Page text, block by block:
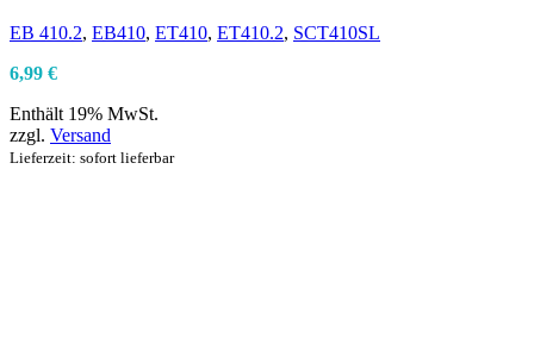
EB 410.2, EB410, ET410, ET410.2, SCT410SL
6,99 €
Enthält 19% MwSt.
zzgl. Versand
Lieferzeit: sofort lieferbar